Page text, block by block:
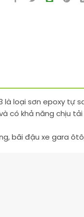
là loại sơn epoxy
có khả năng chịu
bãi đậu xe gara